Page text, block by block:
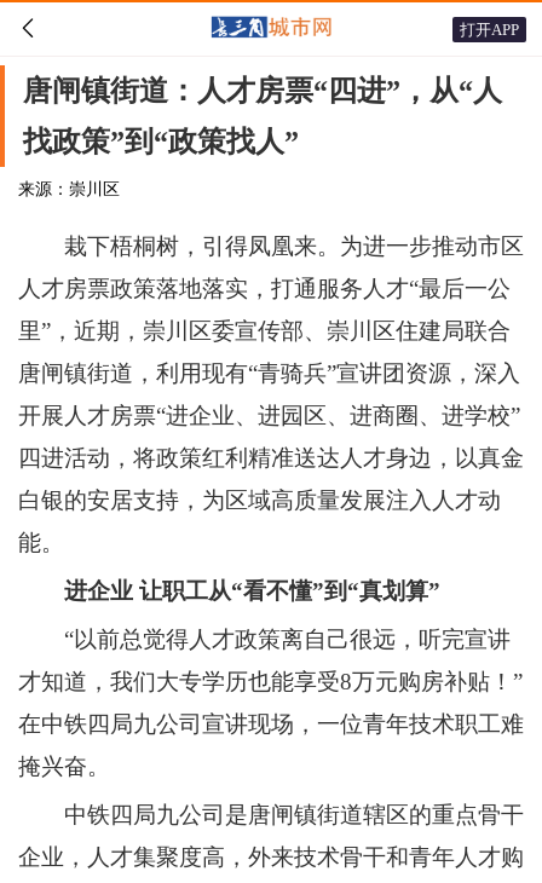
 打开APP
唐闸镇街道：人才房票“四进”，从“人
找政策”到“政策找人”
来源：崇川区
栽下梧桐树，引得凤凰来。为进一步推动市区
人才房票政策落地落实，打通服务人才“最后一公
里”，近期，崇川区委宣传部、崇川区住建局联合
唐闸镇街道，利用现有“青骑兵”宣讲团资源，深入
开展人才房票“进企业、进园区、进商圈、进学校”
四进活动，将政策红利精准送达人才身边，以真金
白银的安居支持，为区域高质量发展注入人才动
能。
进企业 让职工从“看不懂”到“真划算”
“以前总觉得人才政策离自己很远，听完宣讲
才知道，我们大专学历也能享受8万元购房补贴！”
在中铁四局九公司宣讲现场，一位青年技术职工难
掩兴奋。
中铁四局九公司是唐闸镇街道辖区的重点骨干
企业，人才集聚度高，外来技术骨干和青年人才购